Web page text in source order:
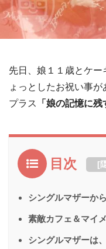
先日、娘１１歳とケ
ょっとしたお祝い事が
プラス
「娘の記憶に残
目次 [
シングルマザーか
素敵カフェ＆マイ
シングルマザーは